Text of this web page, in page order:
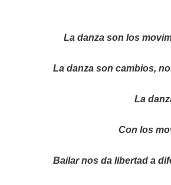
La danza son los
La danza son cambios,
La
Con los
Bailar nos da libertad a